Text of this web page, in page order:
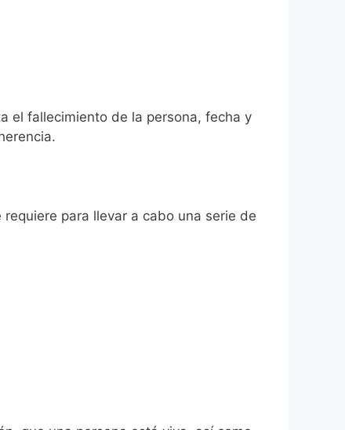
el fallecimiento de la persona, fecha y
para llevar a cabo una serie de